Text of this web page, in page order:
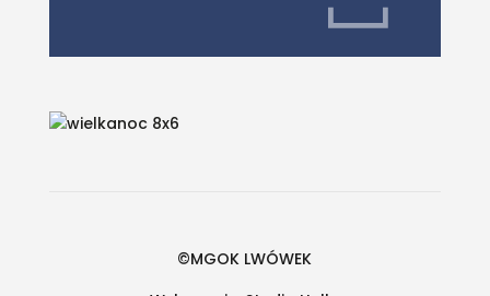
©MGOK LWÓWEK